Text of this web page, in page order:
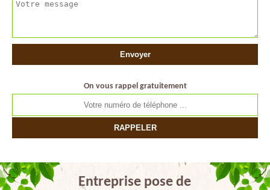
On vous rappel gratuitement
Entreprise pose de